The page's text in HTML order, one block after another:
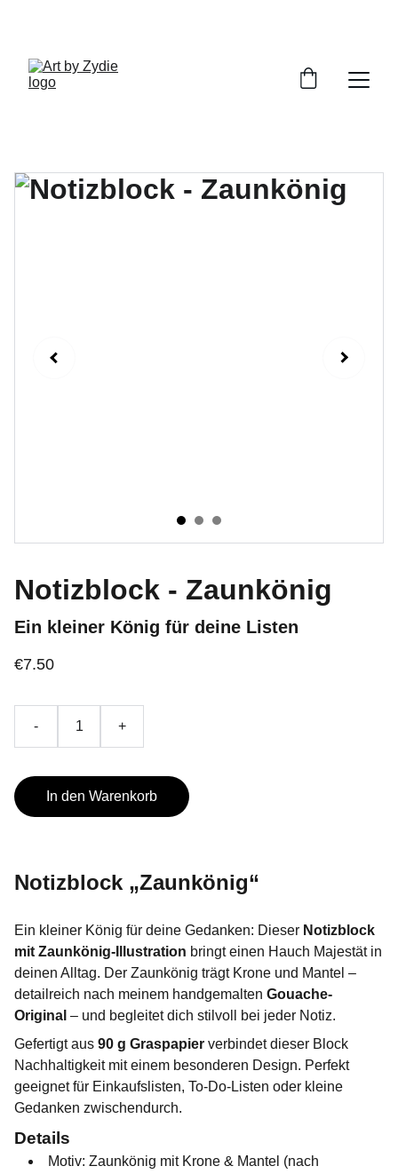
Notizblock - Zaunkönig
Ein kleiner König für deine Listen
€7.50
- +
In den Warenkorb
Notizblock „Zaunkönig“
Ein kleiner König für deine Gedanken: Dieser Notizblock
mit Zaunkönig-Illustration bringt einen Hauch Majestät in
deinen Alltag. Der Zaunkönig trägt Krone und Mantel –
detailreich nach meinem handgemalten Gouache-
Original – und begleitet dich stilvoll bei jeder Notiz.
Gefertigt aus 90 g Graspapier verbindet dieser Block
Nachhaltigkeit mit einem besonderen Design. Perfekt
geeignet für Einkaufslisten, To-Do-Listen oder kleine
Gedanken zwischendurch.
Details
Motiv: Zaunkönig mit Krone & Mantel (nach